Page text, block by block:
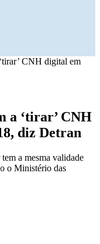
CNH digital em
a ‘tirar’ CNH
diz Detran
a mesma validade
o Ministério das